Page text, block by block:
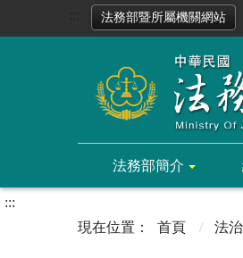
法務部暨所屬機關網站
法務部簡介
:::
首頁
法